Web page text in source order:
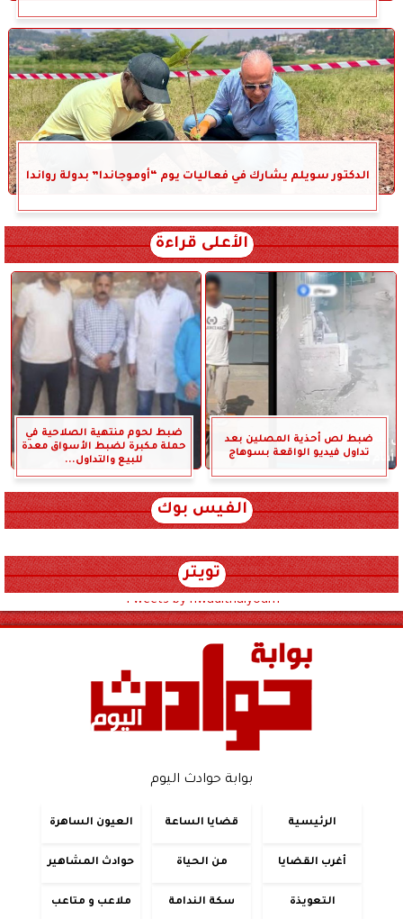
الدكتور سويلم يشارك في فعاليات يوم “أوموجاندا” بدولة رواندا
الأعلى قراءة
ضبط لص أحذية المصلين بعد
تداول فيديو الواقعة بسوهاج
ضبط لحوم منتهية الصلاحية في
حملة مكبرة لضبط الأسواق معدة
للبيع والتداول...
الفيس بوك
تويتر
Tweets by hwadithalyoum
بوابة حوادث اليوم
الرئيسية قضايا الساعة العيون الساهرة
أغرب القضايا من الحياة حوادث المشاهير
التعويذة سكة الندامة ملاعب و متاعب